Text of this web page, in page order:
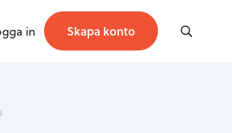
in Skapa konto